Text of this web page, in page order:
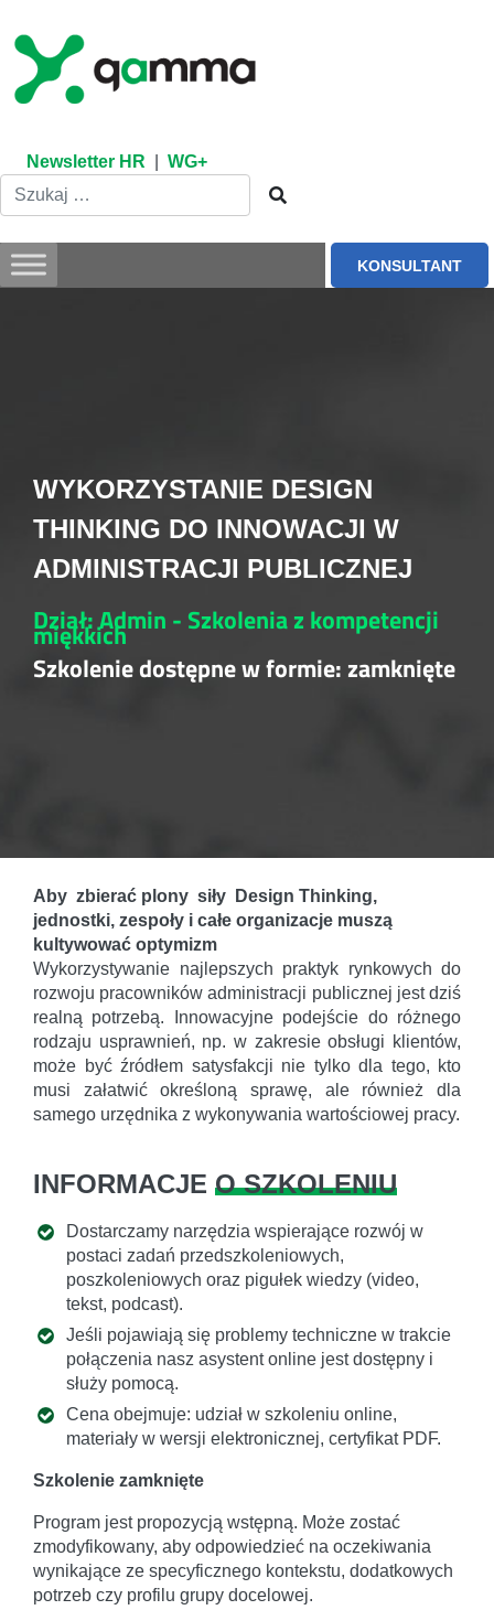
content
Newsletter HR WG+
KONSULTANT
WYKORZYSTANIE DESIGN
THINKING DO INNOWACJI W
ADMINISTRACJI PUBLICZNEJ
Dział: Admin - Szkolenia z kompetencji
miękkich
Szkolenie dostępne w formie: zamknięte
Aby zbierać plony siły Design Thinking,
jednostki, zespoły i całe organizacje muszą
kultywować optymizm
Wykorzystywanie najlepszych praktyk rynkowych do
rozwoju pracowników administracji publicznej jest dziś
realną potrzebą. Innowacyjne podejście do różnego
rodzaju usprawnień, np. w zakresie obsługi klientów,
może być źródłem satysfakcji nie tylko dla tego, kto
musi załatwić określoną sprawę, ale również dla
samego urzędnika z wykonywania wartościowej pracy.
INFORMACJE O SZKOLENIU
Dostarczamy narzędzia wspierające rozwój w
postaci zadań przedszkoleniowych,
poszkoleniowych oraz pigułek wiedzy (video,
tekst, podcast).
Jeśli pojawiają się problemy techniczne w trakcie
połączenia nasz asystent online jest dostępny i
służy pomocą.
Cena obejmuje: udział w szkoleniu online,
materiały w wersji elektronicznej, certyfikat PDF.
Szkolenie zamknięte
Program jest propozycją wstępną. Może zostać
zmodyfikowany, aby odpowiedzieć na oczekiwania
wynikające ze specyficznego kontekstu, dodatkowych
potrzeb czy profilu grupy docelowej.